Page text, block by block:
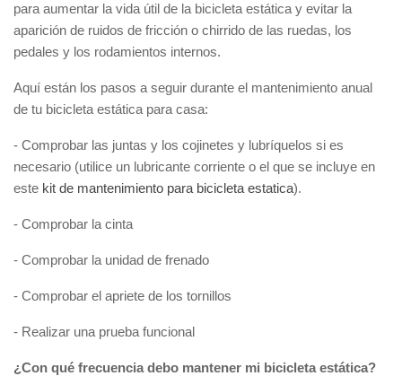
para aumentar la vida útil de la bicicleta estática y evitar la
aparición de ruidos de fricción o chirrido de las ruedas, los
pedales y los rodamientos internos.
Aquí están los pasos a seguir durante el mantenimiento anual
de tu bicicleta estática para casa:
- Comprobar las juntas y los cojinetes y lubríquelos si es
necesario (utilice un lubricante corriente o el que se incluye en
este kit de mantenimiento para bicicleta estatica).
- Comprobar la cinta
- Comprobar la unidad de frenado
- Comprobar el apriete de los tornillos
- Realizar una prueba funcional
¿Con qué frecuencia debo mantener mi bicicleta estática?